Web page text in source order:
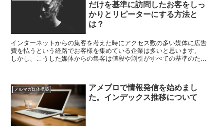
だけを基準に訪問したお客をしっ
かりとリピーターにする方法と
は？
インターネットからの集客を考えた時にアクセス数の多い媒体に広告
費を払うという経路でお客様を集めている企業は多いと思います。
しかし、こうした媒体からの集客は値段や割引がすべての基準のため
メルマガ媒体構築
アメブロで情報発信を始めまし
た。インデックス推移について